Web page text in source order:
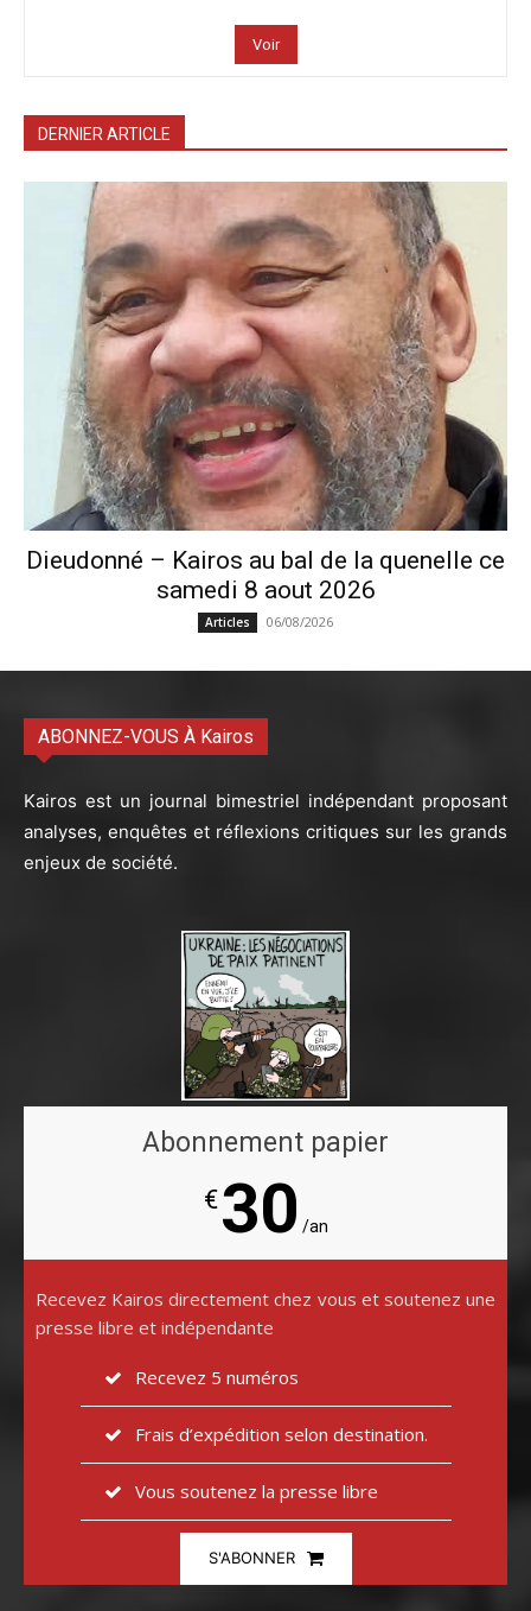
Voir
DERNIER ARTICLE
Dieudonné – Kairos au bal de la quenelle ce
samedi 8 aout 2026
Articles 06/08/2026
ABONNEZ-VOUS À Kairos
Kairos est un journal bimestriel indépendant proposant
analyses, enquêtes et réflexions critiques sur les grands
enjeux de société.
Abonnement papier
€30 /an
Recevez Kairos directement chez vous et soutenez une
presse libre et indépendante
Recevez 5 numéros
Frais d’expédition selon destination.
Vous soutenez la presse libre
S'ABONNER